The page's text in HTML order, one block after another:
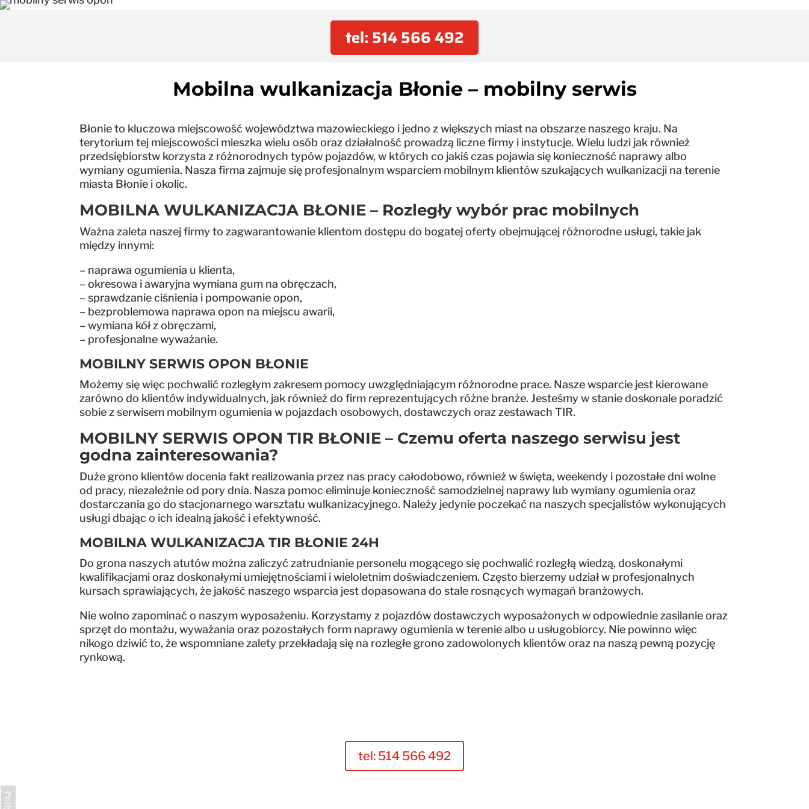
tel: 514 566 492
Mobilna wulkanizacja Błonie – mobilny serwis
Błonie to kluczowa miejscowość województwa mazowieckiego i jedno z większych miast na obszarze naszego kraju. Na
terytorium tej miejscowości mieszka wielu osób oraz działalność prowadzą liczne firmy i instytucje. Wielu ludzi jak również
przedsiębiorstw korzysta z różnorodnych typów pojazdów, w których co jakiś czas pojawia się konieczność naprawy albo
wymiany ogumienia. Nasza firma zajmuje się profesjonalnym wsparciem mobilnym klientów szukających wulkanizacji na terenie
miasta Błonie i okolic.
MOBILNA WULKANIZACJA BŁONIE – Rozległy wybór prac mobilnych
Ważna zaleta naszej firmy to zagwarantowanie klientom dostępu do bogatej oferty obejmującej różnorodne usługi, takie jak
między innymi:
– naprawa ogumienia u klienta,
– okresowa i awaryjna wymiana gum na obręczach,
– sprawdzanie ciśnienia i pompowanie opon,
– bezproblemowa naprawa opon na miejscu awarii,
– wymiana kół z obręczami,
– profesjonalne wyważanie.
MOBILNY SERWIS OPON BŁONIE
Możemy się więc pochwalić rozległym zakresem pomocy uwzględniającym różnorodne prace. Nasze wsparcie jest kierowane
zarówno do klientów indywidualnych, jak również do firm reprezentujących różne branże. Jesteśmy w stanie doskonale poradzić
sobie z serwisem mobilnym ogumienia w pojazdach osobowych, dostawczych oraz zestawach TIR.
MOBILNY SERWIS OPON TIR BŁONIE – Czemu oferta naszego serwisu jest
godna zainteresowania?
Duże grono klientów docenia fakt realizowania przez nas pracy całodobowo, również w święta, weekendy i pozostałe dni wolne
od pracy, niezależnie od pory dnia. Nasza pomoc eliminuje konieczność samodzielnej naprawy lub wymiany ogumienia oraz
dostarczania go do stacjonarnego warsztatu wulkanizacyjnego. Należy jedynie poczekać na naszych specjalistów wykonujących
usługi dbając o ich idealną jakość i efektywność.
MOBILNA WULKANIZACJA TIR BŁONIE 24H
Do grona naszych atutów można zaliczyć zatrudnianie personelu mogącego się pochwalić rozległą wiedzą, doskonałymi
kwalifikacjami oraz doskonałymi umiejętnościami i wieloletnim doświadczeniem. Często bierzemy udział w profesjonalnych
kursach sprawiających, że jakość naszego wsparcia jest dopasowana do stale rosnących wymagań branżowych.
Nie wolno zapominać o naszym wyposażeniu. Korzystamy z pojazdów dostawczych wyposażonych w odpowiednie zasilanie oraz
sprzęt do montażu, wyważania oraz pozostałych form naprawy ogumienia w terenie albo u usługobiorcy. Nie powinno więc
nikogo dziwić to, że wspomniane zalety przekładają się na rozległe grono zadowolonych klientów oraz na naszą pewną pozycję
rynkową.
tel: 514 566 492